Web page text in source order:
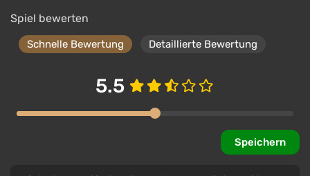
Spiel bewerten
Schnelle Bewertung Detaillierte Bewertung
5.5
Speichern